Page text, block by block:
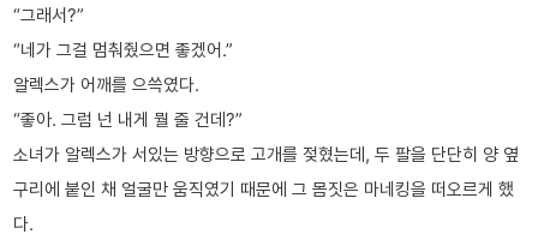
“그래서?”
“네가 그걸 멈춰줬으면 좋겠어.”
알렉스가 어깨를 으쓱였다.
“좋아. 그럼 넌 내게 뭘 줄 건데?”
소녀가 알렉스가 서있는 방향으로 고개를 젖혔는데, 두 팔을 단단히 양 옆
구리에 붙인 채 얼굴만 움직였기 때문에 그 몸짓은 마네킹을 떠오르게 했
다.